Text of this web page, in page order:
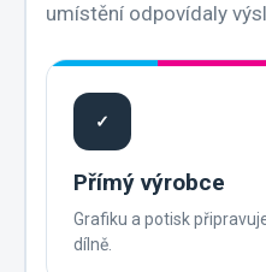
umístění odpovídaly
✓
Přímý výrobce
Grafiku a potisk
dílně.